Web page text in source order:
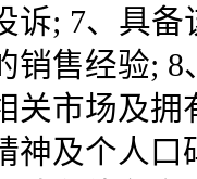
诉; 7、具
销售经验;
关市场及拥
神及个人